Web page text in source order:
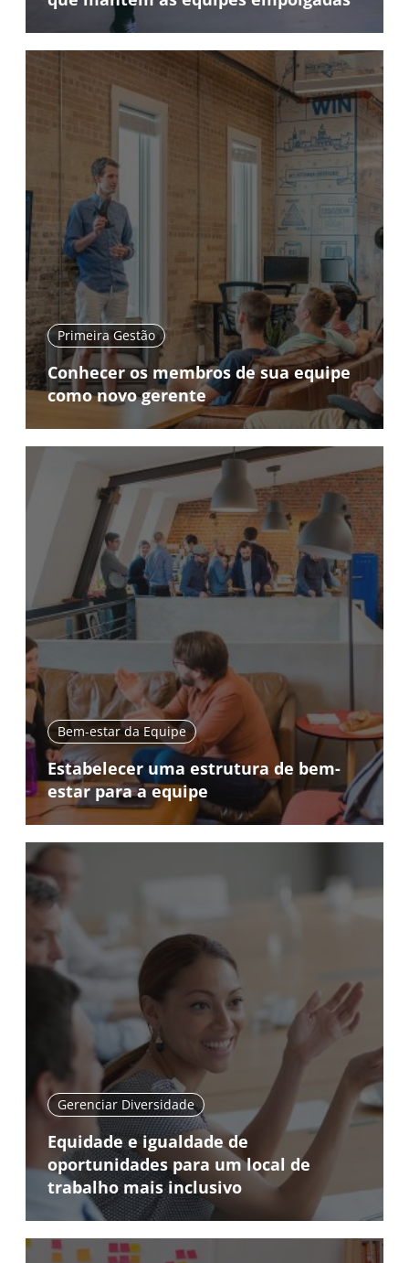
Primeira Gestão
Conhecer os membros de sua equipe
como novo gerente
Bem-estar da Equipe
Estabelecer uma estrutura de bem-
estar para a equipe
Gerenciar Diversidade
Equidade e igualdade de
oportunidades para um local de
trabalho mais inclusivo